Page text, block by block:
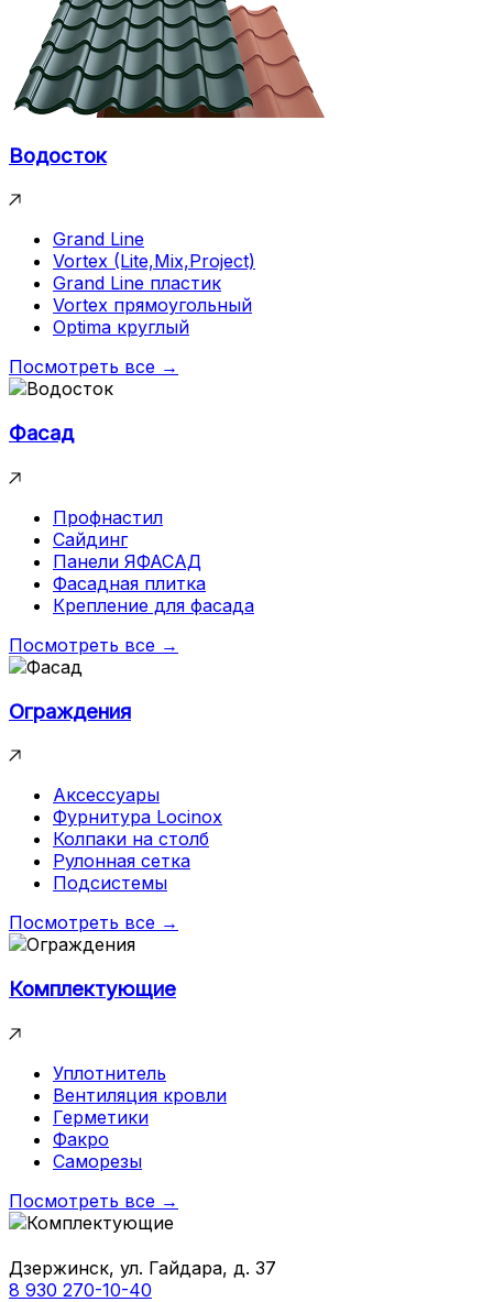
Водосток
Grand Line
Vortex (Lite,Mix,Project)
Grand Line пластик
Vortex прямоугольный
Optima круглый
Посмотреть все →
Фасад
Профнастил
Сайдинг
Панели ЯФАСАД
Фасадная плитка
Крепление для фасада
Посмотреть все →
Ограждения
Аксессуары
Фурнитура Locinox
Колпаки на столб
Рулонная сетка
Подсистемы
Посмотреть все →
Комплектующие
Уплотнитель
Вентиляция кровли
Герметики
Факро
Саморезы
Посмотреть все →
Дзержинск, ул. Гайдара, д. 37
8 930 270-10-40